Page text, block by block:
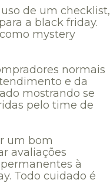
de um checklist,
a black friday.
mystery
normais
e da
mostrando se
pelo time de
um bom
avaliações
à
Todo cuidado é